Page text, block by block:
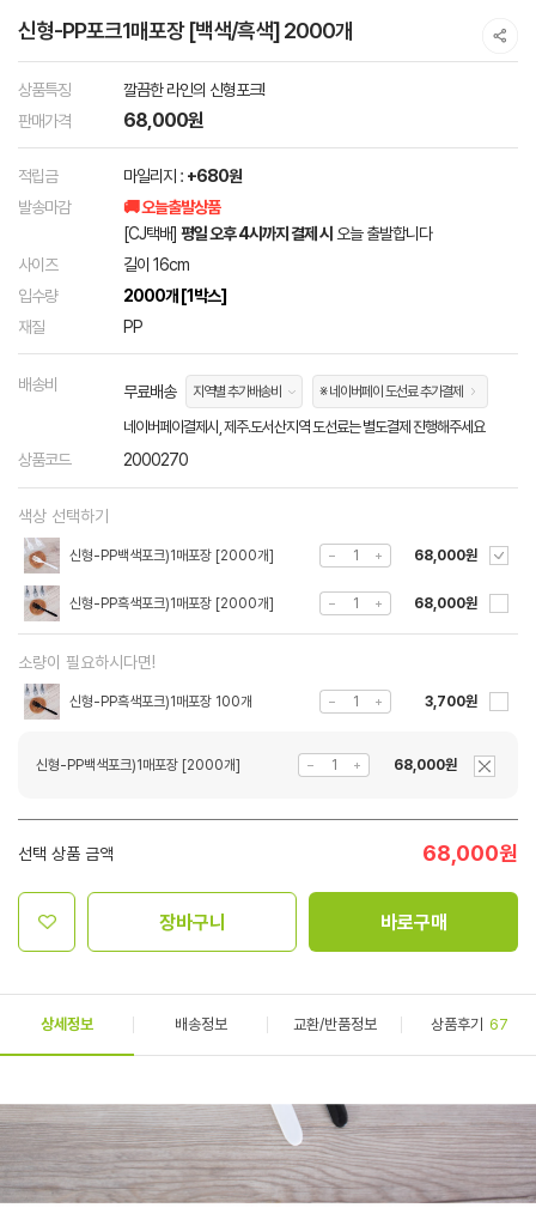
신형-PP포크1매포장 [백색/흑색] 2000개
상품특징
깔끔한 라인의 신형포크!
판매가격
68,000원
적립금 마일리지 : +680원
발송마감
🚚 오늘출발상품
[CJ택배] 평일 오후 4시까지 결제 시 오늘 출발합니다
사이즈
길이 16cm
입수량
2000개 [1박스]
재질
PP
배송비 무료배송 지역별 추가배송비 ※ 네이버페이 도선료 추가결제
네이버페이결제시, 제주.도서산지역 도선료는 별도결제 진행해주세요
상품코드 2000270
색상 선택하기
신형-PP백색포크)1매포장 [2000개] 68,000원
신형-PP흑색포크)1매포장 [2000개] 68,000원
소량이 필요하시다면!
신형-PP흑색포크)1매포장 100개 3,700원
신형-PP백색포크)1매포장 [2000개] 68,000원
선택 상품 금액 68,000원
장바구니 바로구매
상세정보 배송정보 교환/반품정보 상품후기 67